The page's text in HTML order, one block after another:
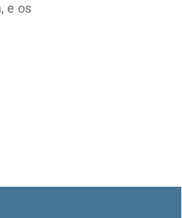
e os